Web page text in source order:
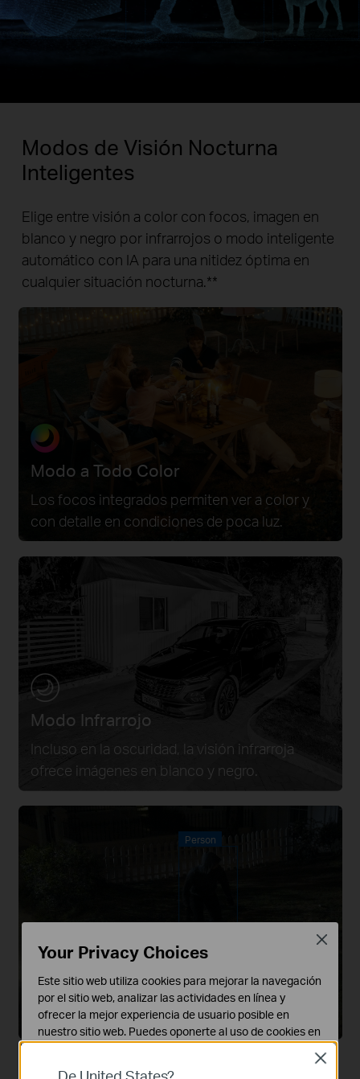
Modos de Visión Nocturna
Inteligentes
Elige entre visión a color con focos, imagen en
blanco y negro por infrarrojos o modo inteligente
automático con IA para una nitidez óptima en
cualquier situación nocturna.**
Modo a Todo Color
Los focos integrados permiten ver a color y
con detalle en condiciones de poca luz.
Modo Infrarrojo
Incluso en la oscuridad, la visión infrarroja
ofrece imágenes en blanco y negro.
Cambia automáticamente a color cuando se
detecta movimiento.
Person
Close
Your Privacy Choices
Este sitio web utiliza cookies para mejorar la navegación
por el sitio web, analizar las actividades en línea y
ofrecer la mejor experiencia de usuario posible en
nuestro sitio web. Puedes oponerte al uso de cookies en
Close